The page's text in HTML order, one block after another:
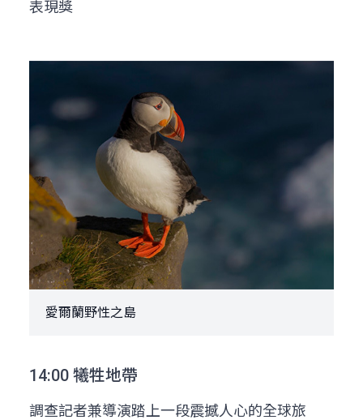
表現獎
愛爾蘭野性之島
14:00 犧牲地帶
調查記者兼導演踏上一段震撼人心的全球旅